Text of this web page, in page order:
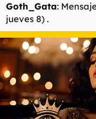
Goth_Gata:
jueves 8) .